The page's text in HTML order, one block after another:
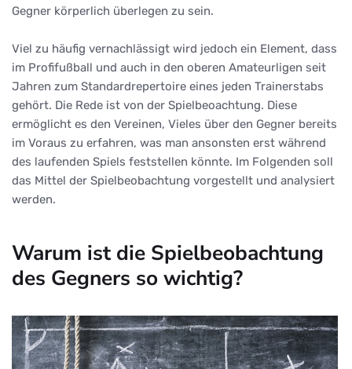
Gegner körperlich überlegen zu sein.
Viel zu häufig vernachlässigt wird jedoch ein Element, dass
im Profifußball und auch in den oberen Amateurligen seit
Jahren zum Standardrepertoire eines jeden Trainerstabs
gehört. Die Rede ist von der Spielbeoachtung. Diese
ermöglicht es den Vereinen, Vieles über den Gegner bereits
im Voraus zu erfahren, was man ansonsten erst während
des laufenden Spiels feststellen könnte. Im Folgenden soll
das Mittel der Spielbeobachtung vorgestellt und analysiert
werden.
Warum ist die Spielbeobachtung
des Gegners so wichtig?